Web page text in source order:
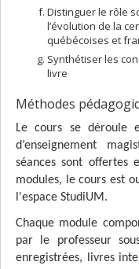
Distinguer le rôle
l’évolution de la
québécoises et
Synthétiser les
livre
Méthodes
Le cours se déroule
d’enseignement
séances sont offertes
modules, le cours est
l'espace StudiUM.
Chaque module
par le professeur
enregistrées, livres